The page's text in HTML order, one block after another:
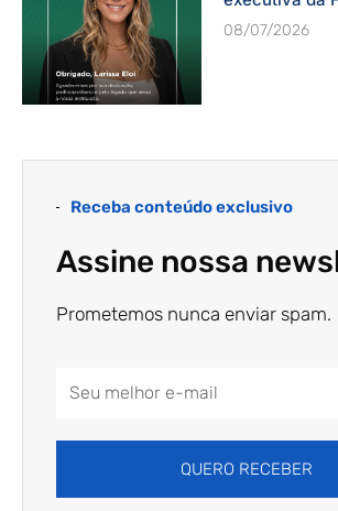
08/07/2026
Receba conteúdo exclusivo
Assine nossa
Prometemos nunca enviar spam.
QUERO RECEBER